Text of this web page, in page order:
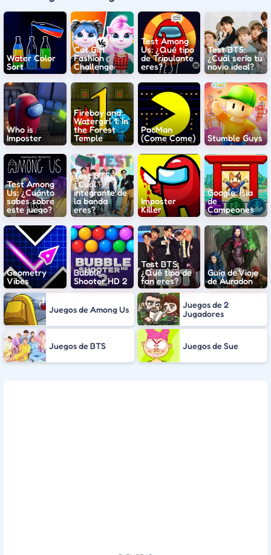
Water Color
Sort
Cat Girl
Fashion
Challenge
Test Among
Us: ¿Qué tipo
de Tripulante
eres?
Test BTS:
¿Cuál sería tu
novio ideal?
Who is
Imposter
Fireboy and
Watergirl 1: In
the Forest
Temple
PacMan
(Come Come)
Stumble Guys
Test Among
Us: ¿Cuánto
sabes sobre
este juego?
Test BTS:
¿Cuál
integrante de
la banda
eres?
Imposter
Killer
Google: Isla
de
Campeones
Geometry
Vibes
Bubble
Shooter HD 2
Test BTS:
¿Qué tipo de
fan eres?
Guía de Viaje
de Áuradon
Juegos de Among Us
Juegos de 2
Jugadores
Juegos de BTS Juegos de Sue